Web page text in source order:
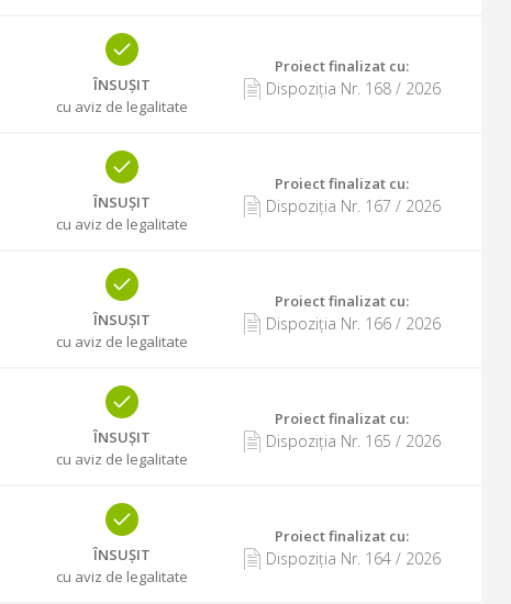
ÎNSUȘIT
cu aviz de legalitate
Proiect finalizat cu:
Dispoziția Nr. 168/ 2026
ÎNSUȘIT
cu aviz de legalitate
Proiect finalizat cu:
Dispoziția Nr. 167 / 2026
ÎNSUȘIT
cu aviz de legalitate
Proiect finalizat cu:
Dispoziția Nr. 166/ 2026
ÎNSUȘIT
cu aviz de legalitate
Proiect finalizat cu:
Dispoziția Nr. 165 / 2026
ÎNSUȘIT
cu aviz de legalitate
Proiect finalizat cu:
Dispoziția Nr. 164/ 2026